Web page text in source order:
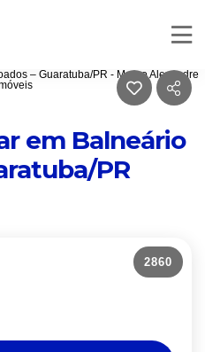
em Balneário
PR
2860